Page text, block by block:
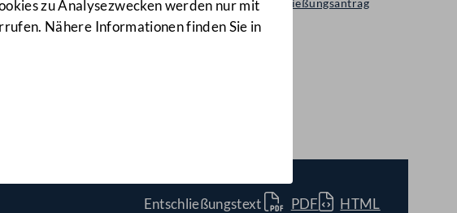
zu Analysezwecken werden nur mit
Nähere Informationen finden Sie in
Selbständiger Entschließungsantrag
24/A(E)
Entschließungstext PDF
HTML